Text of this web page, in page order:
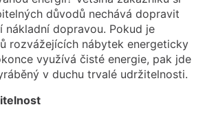
důvodů nechává dopravit
nákladní dopravou. Pokud je
rozvážejících nábytek energeticky
využívá čisté energie, pak jde
v duchu trvalé udržitelnosti.